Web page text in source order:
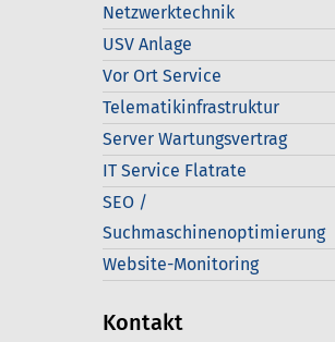
Netzwerktechnik
USV Anlage
Vor Ort Service
Telematikinfrastruktur
Server Wartungsvertrag
IT Service Flatrate
SEO /
Suchmaschinenoptimierung
Website-Monitoring
Kontakt